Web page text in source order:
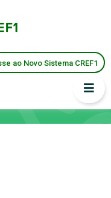
ao Novo Sistema CREF1